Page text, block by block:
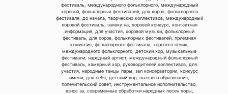
фестиваль, международного фольклорного, международный
хоровой, фольклорных фестивалей, для хоров, фольклорного
фестиваля, до начала, творческих коллективов, международный
хоровой фестиваль, заявку на, хоровой конкурс, контактная
информация, для участия, хоровой музыки, фольклорный
фестиваль, для хоров, фольклорных фестивалей, приемная
комиссия, фольклорного фестиваля, хорового пения,
международного фольклорного, детский хор, музыкальные
фестивали, народный артист, международный фольклорный
фестиваль, камерный хор, руководителей коллективов, для
участия, народные танцы пары, зал консерватории, конкурс
имени, для себя, детский хор, высшего образования,
попечительский совет, инструментальное исполнительство,
взнос за, современные обработки народных песен хоры,